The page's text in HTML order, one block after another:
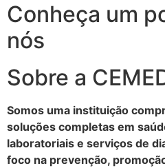
Conheça um
nós
Sobre a
Somos uma instituição
soluções completas em
laboratoriais e serviços de
foco na prevenção,